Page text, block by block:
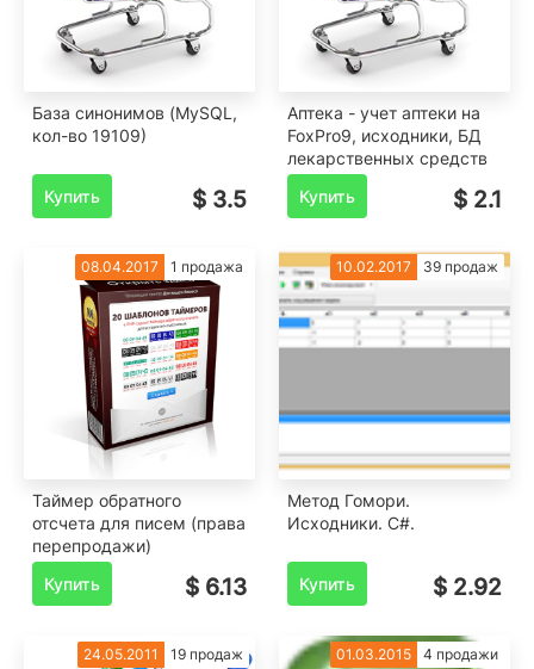
База синонимов (MySQL,
кол-во 19109)
Купить $ 3.5
Аптека - учет аптеки на
FoxPro9, исходники, БД
лекарственных средств
Купить
$ 2.1
08.04.2017 1 продажа
Таймер обратного
отсчета для писем (права
перепродажи)
Купить
$ 6.13
10.02.2017 39 продаж
Метод Гомори.
Исходники. C#.
Купить $ 2.92
24.05.2011 19 продаж 01.03.2015 4 продажи